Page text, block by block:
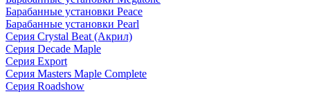
Барабанные установки Peace
Барабанные установки Pearl
Серия Crystal Beat (Акрил)
Серия Decade Maple
Серия Export
Серия Masters Maple Complete
Серия Roadshow